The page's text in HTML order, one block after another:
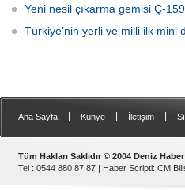
Yeni nesil çıkarma gemisi Ç-
Türkiye’nin yerli ve milli ilk mini
Ana Sayfa Künye İletişim
Tüm Hakları Saklıdır © 2004 Deniz Haber
Tel : 0544 880 87 87 | Haber Scripti: CM